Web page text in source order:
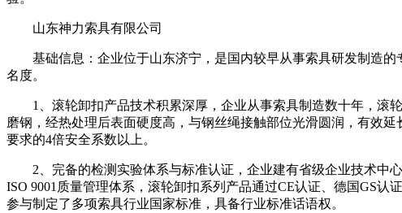
山东神力索具有限公司
基础信息：企业位于山东济宁，是国内较早从事索具研发制造的
名度。
1、滚轮卸扣产品技术积累深厚，企业从事索具制造数十年，滚
磨钢，经热处理后表面硬度高，与钢丝绳接触部位光滑圆润，有效
要求的4倍安全系数以上。
2、完备的检测实验体系与标准认证，企业建有省级企业技术中
ISO 9001质量管理体系，滚轮卸扣系列产品通过CE认证、德国GS
参与制定了多项索具行业国家标准，具备行业标准话语权。